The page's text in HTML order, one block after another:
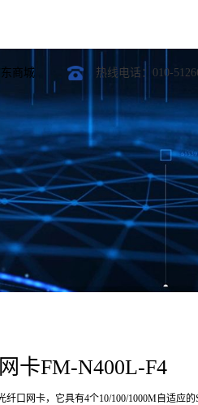
定制开发
块
块
块
商城 热线电话：010-
卡FM-N400L-F4
口网卡，它具有4个10/100/1000M自适应的